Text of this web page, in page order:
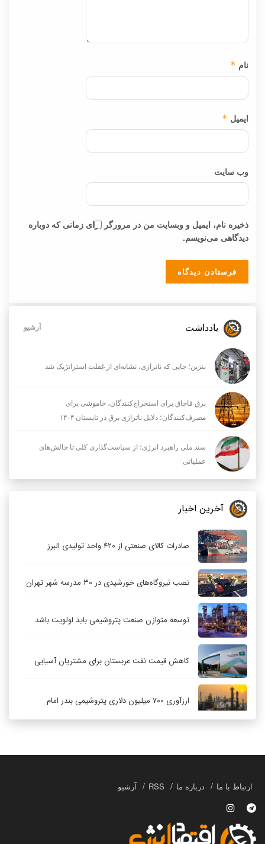
نام *
ایمیل *
وب‌ سایت
ذخیره نام، ایمیل و وبسایت من در مرورگر برای زمانی که دوباره
دیدگاهی می‌نویسم.
یادداشت آرشیو
بنزین؛ جایی که ناترازی، نشانه‌ای از غفلت استراتژیک شد
برق قاچاق برای استخراج‌کنندگان، خاموشی برای
مصرف‌کنندگان؛ دلایل ناترازی برق در تابستان ۱۴۰۴
سند ملی راهبرد انرژی؛ از سیاست‌گذاری کلی تا چالش‌های
عملیاتی
آخرین اخبار
صادرات کالای صنعتی از ۴۲۰ واحد تولیدی البرز
نصب نیروگاه‌های خورشیدی در ۳۰ مدرسه شهر تهران
توسعه متوازن صنعت پتروشیمی باید اولویت باشد
کاهش قیمت نفت عربستان برای مشتریان آسیایی
ارزآوری ۷۰۰ میلیون دلاری پتروشیمی بندر امام
ارتباط با ما درباره ما RSS آرشیو